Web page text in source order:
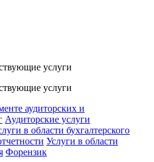
услуги
услуги
аудиторских и
Аудиторские услуги
в области бухгалтерского
Услуги в области
Форензик